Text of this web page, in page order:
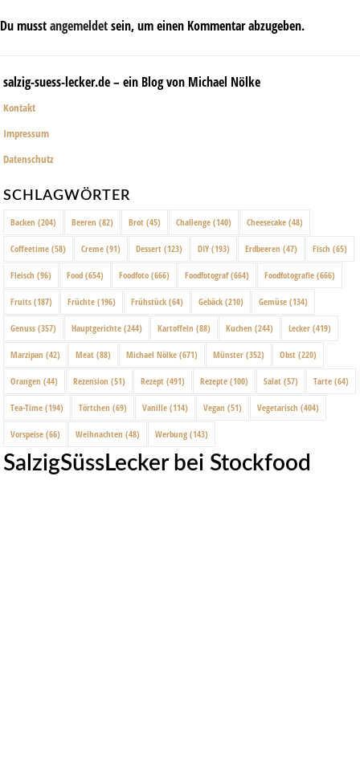
Du musstangemeldetsein, um einen Kommentar abzugeben.
salzig-suess-lecker.de – ein Blog von Michael Nölke
Kontakt
Impressum
Datenschutz
SCHLAGWÖRTER
Backen (204) Beeren (82) Brot (45) Challenge (140) Cheesecake (48)
Coffeetime (58) Creme (91) Dessert (123) DIY (193) Erdbeeren (47) Fisch (65)
Fleisch (96) Food (654) Foodfoto (666) Foodfotograf(664) Foodfotografie (666)
Fruits (187) Früchte (196) Frühstück (64) Gebäck (210) Gemüse (134)
Genuss (357) Hauptgerichte (244) Kartoffeln (88) Kuchen (244) Lecker (419)
Marzipan (42) Meat (88) Michael Nölke (671) Münster (352) Obst (220)
Orangen (44) Rezension (51) Rezept (491) Rezepte (100) Salat (57) Tarte (64)
Tea-Time (194) Törtchen (69) Vanille (114) Vegan (51) Vegetarisch (404)
Vorspeise (66) Weihnachten (48) Werbung (143)
SalzigSüssLecker bei Stockfood